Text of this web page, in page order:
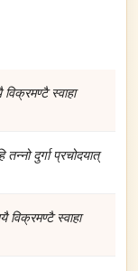
स्वाहा
दुर्गा प्रचोदयात्
विक्रमण्टै स्वाहा